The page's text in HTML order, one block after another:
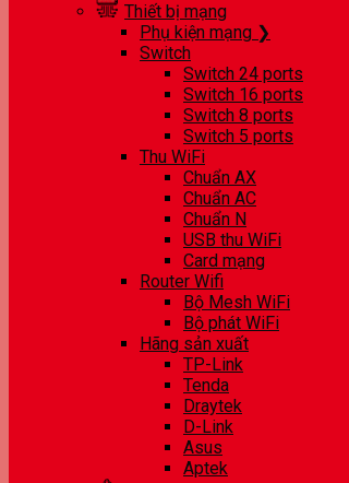
Thiết bị mạng
Phụ kiện mạng ❯
Switch
Switch 24 ports
Switch 16 ports
Switch 8 ports
Switch 5 ports
Thu WiFi
Chuẩn AX
Chuẩn AC
Chuẩn N
USB thu WiFi
Card mạng
Router Wifi
Bộ Mesh WiFi
Bộ phát WiFi
Hãng sản xuất
TP-Link
Tenda
Draytek
D-Link
Asus
Aptek